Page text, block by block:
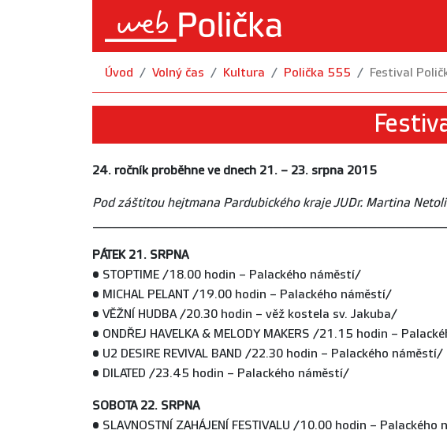
Úvod Volný čas Kultura Polička 555 Festival
24. ročník proběhne ve dnech 21. – 23. srpna 2015
Pod záštitou hejtmana Pardubického krajeJUDr. Martina
PÁTEK 21. SRPNA
• STOPTIME /18.00 hodin – Palackého náměstí/
• MICHAL PELANT /19.00 hodin – Palackého náměstí/
• VĚŽNÍ HUDBA /20.30 hodin – věž kostela sv. Jakuba/
• ONDŘEJ HAVELKA & MELODY MAKERS /21.15 hodin –
• U2 DESIRE REVIVAL BAND /22.30 hodin – Palackého náměstí/
• DILATED /23.45 hodin – Palackého náměstí/
SOBOTA 22. SRPNA
• SLAVNOSTNÍ ZAHÁJENÍ FESTIVALU /10.00 hodin –